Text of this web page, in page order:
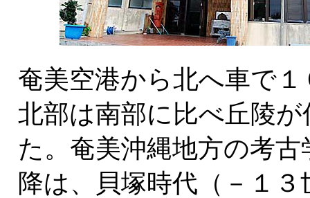
奄美空港から北へ車で
北部は南部に比べ丘陵
た。奄美沖縄地方の考
降は、貝塚時代（－１